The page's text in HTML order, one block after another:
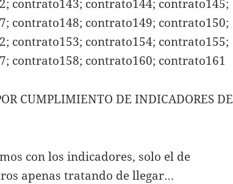
contrato143; contrato144; contrato145;
contrato148; contrato149; contrato150;
contrato153; contrato154; contrato155;
contrato158; contrato160; contrato161
CUMPLIMIENTO DE INDICADORES DE
con los indicadores, solo el de
apenas tratando de llegar…